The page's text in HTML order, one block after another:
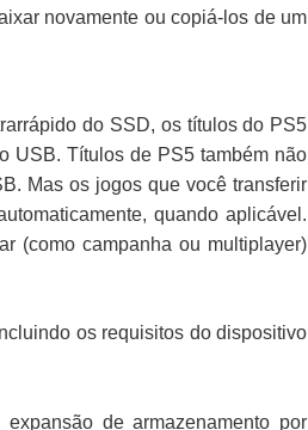
novamente ou copiá-los de um
do SSD, os títulos do PS5
USB. Títulos de PS5 também não
Mas os jogos que você transferir
quando aplicável.
(como campanha ou multiplayer)
os requisitos do dispositivo
de armazenamento por